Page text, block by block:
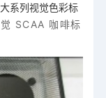
系列视觉色彩标
SCAA 咖啡标